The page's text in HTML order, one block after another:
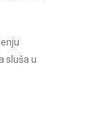
sluša u